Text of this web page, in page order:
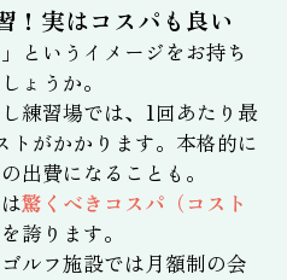
！実はコスパも良い
というイメージをお持ち
ょうか。
練習場では、1回あたり最
トがかかります。本格的に
出費になることも。
驚くべきコスパ（コスト
を誇ります。
ルフ施設では月額制の会